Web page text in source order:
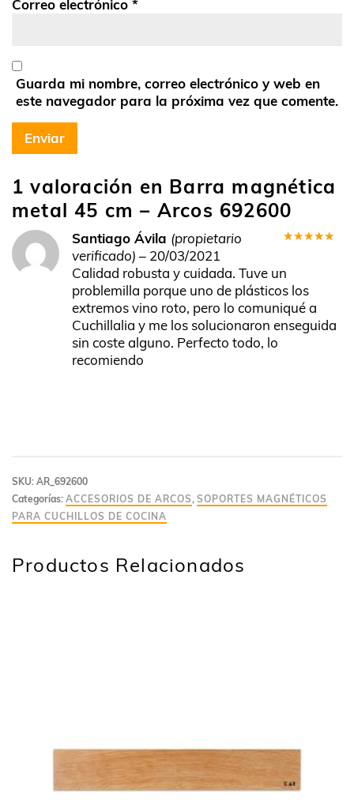
1 valoración en Barra magnética
metal 45 cm – Arcos 692600
Santiago Ávila (propietario
verificado) – 20/03/2021
Calidad robusta y cuidada. Tuve un
problemilla porque uno de plásticos los
extremos vino roto, pero lo comuniqué a
Cuchillalia y me los solucionaron enseguida
sin coste alguno. Perfecto todo, lo
recomiendo
Correo electrónico *
Guarda mi nombre, correo electrónico y web en
este navegador para la próxima vez que comente.
SKU: AR_692600
Categorías: ACCESORIOS DE ARCOS , SOPORTES MAGNÉTICOS
PARA CUCHILLOS DE COCINA
Productos Relacionados